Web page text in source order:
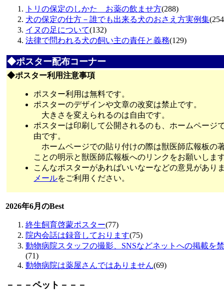
トリの保定のしかた お薬の飲ませ方(288)
犬の保定の仕方－誰でも出来る犬のおさえ方実例集
イヌの足について(132)
法律で問われる犬の飼い主の責任と義務(129)
◆ポスター配布コーナー
◆ポスター利用注意事項
ポスター利用は無料です。
ポスターのデザインや文章の改変は禁止です。
大きさを変えられるのは自由です。
ポスターは印刷して公開されるのも、ホームページ
由です。
ホームページでの貼り付けの際は獣医師広報板の
ことの明示と獣医師広報板へのリンクをお願いしま
こんなポスターがあればいいなーなどの意見があり
メールをご利用ください。
2026年6月のBest
終生飼育啓蒙ポスター(77)
院内会話は録音しております(75)
動物病院スタッフの撮影、SNSなどネットへの掲載を
(71)
動物病院は薬屋さんではありません(69)
－－－ペット－－－